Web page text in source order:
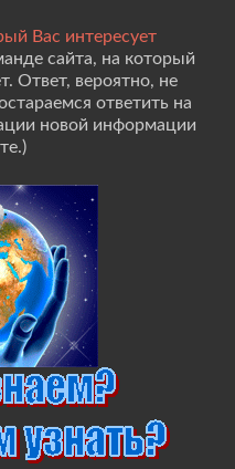
Вас интересует
сайта, на который
Ответ, вероятно, не
ответить на
новой информации